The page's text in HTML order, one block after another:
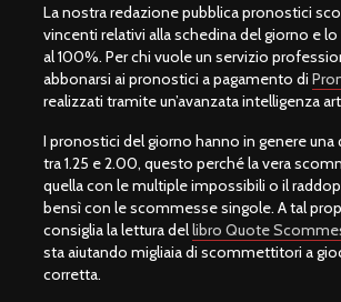
La nostra redazione pubblica pronostici
vincenti relativi alla schedina del giorno e
al 100%. Per chi vuole un servizio
abbonarsi ai pronostici a pagamento di
realizzati tramite un’avanzata intelligenza
I pronostici del giorno hanno in genere
tra 1.25 e 2.00, questo perché la vera
quella con le multiple impossibili o il
bensì con le scommesse singole. A tal
consiglia la lettura dellibro Quote
sta aiutando migliaia di scommettitori a
corretta.